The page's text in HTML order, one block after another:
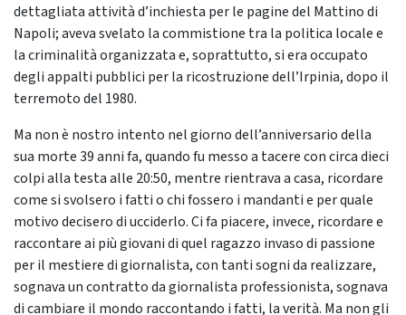
dettagliata attività d’inchiesta per le pagine del Mattino di
Napoli; aveva svelato la commistione tra la politica locale e
la criminalità organizzata e, soprattutto, si era occupato
degli appalti pubblici per la ricostruzione dell’Irpinia, dopo il
terremoto del 1980.
Ma non è nostro intento nel giorno dell’anniversario della
sua morte 39 anni fa, quando fu messo a tacere con circa dieci
colpi alla testa alle 20:50, mentre rientrava a casa, ricordare
come si svolsero i fatti o chi fossero i mandanti e per quale
motivo decisero di ucciderlo. Ci fa piacere, invece, ricordare e
raccontare ai più giovani di quel ragazzo invaso di passione
per il mestiere di giornalista, con tanti sogni da realizzare,
sognava un contratto da giornalista professionista, sognava
di cambiare il mondo raccontando i fatti, la verità. Ma non gli